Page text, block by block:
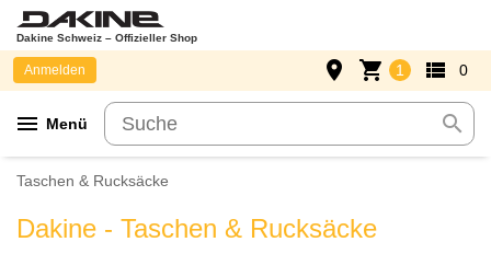
Dakine Schweiz – Offizieller Shop
menu Menü search
Anmelden place shopping_cart 1 view_list 0
Taschen & Rucksäcke
Dakine - Taschen & Rucksäcke